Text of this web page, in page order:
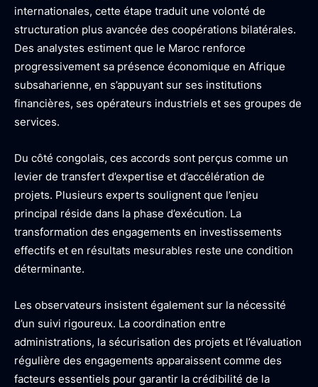
internationales, cette étape traduit une volonté de
structuration plus avancée des coopérations bilatérales.
Des analystes estiment que le Maroc renforce
progressivement sa présence économique en Afrique
subsaharienne, en s’appuyant sur ses institutions
financières, ses opérateurs industriels et ses groupes de
services.
Du côté congolais, ces accords sont perçus comme un
levier de transfert d’expertise et d’accélération de
projets. Plusieurs experts soulignent que l’enjeu
principal réside dans la phase d’exécution. La
transformation des engagements en investissements
effectifs et en résultats mesurables reste une condition
déterminante.
Les observateurs insistent également sur la nécessité
d’un suivi rigoureux. La coordination entre
administrations, la sécurisation des projets et l’évaluation
régulière des engagements apparaissent comme des
facteurs essentiels pour garantir la crédibilité de la